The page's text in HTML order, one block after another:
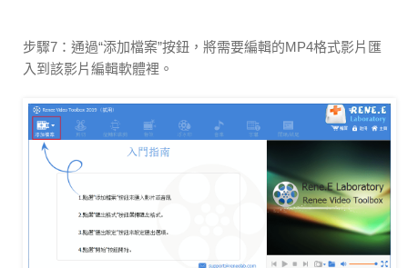
步驟7：通過“添加檔案”按鈕，將需要編輯的MP4格式影片匯
入到該影片編輯軟體裡。